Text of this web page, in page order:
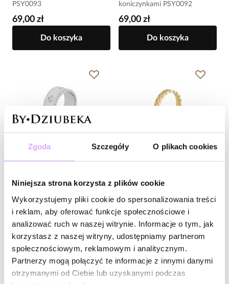
Zgoda Szczegóły O plikach cookies
Niniejsza strona korzysta z plików cookie
Wykorzystujemy pliki cookie do spersonalizowania treści
i reklam, aby oferować funkcje społecznościowe i
analizować ruch w naszej witrynie. Informacje o tym, jak
korzystasz z naszej witryny, udostępniamy partnerom
społecznościowym, reklamowym i analitycznym.
Partnerzy mogą połączyć te informacje z innymi danymi
otrzymanymi od Ciebie lub uzyskanymi podczas
PSY0093
69,00 zł
Do koszyka
koniczynkami PSY0092
69,00 zł
Do koszyka
Obrączka srebrna z
koniczynkami PSY0090
69,00 zł
Do koszyka
Obrączka złota z cyrkoniami
PSY0089
69,00 zł
Do koszyka